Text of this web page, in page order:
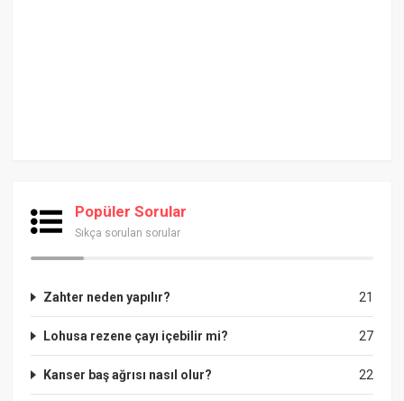
Popüler Sorular
Sıkça sorulan sorular
21
Zahter neden yapılır?
27
Lohusa rezene çayı içebilir mi?
22
Kanser baş ağrısı nasıl olur?